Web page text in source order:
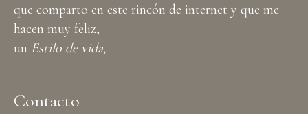
que comparto en este rincón de internet y que me
hacen muy feliz,
un Estilo de vida,
Contacto